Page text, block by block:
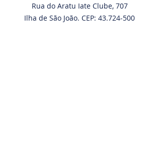
Rua do Aratu Iate Clube, 707
Ilha de São João. CEP: 43.724-500